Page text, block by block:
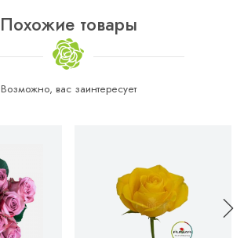
Похожие товары
Возможно, вас заинтересует